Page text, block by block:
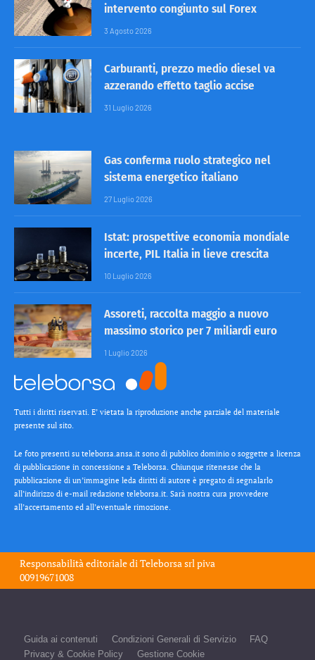
intervento congiunto sul Forex
3 Agosto 2026
Carburanti, prezzo medio diesel va
azzerando effetto taglio accise
31 Luglio 2026
Gas conferma ruolo strategico nel
sistema energetico italiano
27 Luglio 2026
Istat: prospettive economia mondiale
incerte, PIL Italia in lieve crescita
10 Luglio 2026
Assoreti, raccolta maggio a nuovo
massimo storico per 7 miliardi euro
1 Luglio 2026
Tutti i diritti riservati. E’ vietata la riproduzione anche parziale del materiale
presente sul sito.
Le foto presenti su teleborsa.ansa.it sono di pubblico dominio o soggette a licenza
di pubblicazione in concessione a Teleborsa. Chiunque ritenesse che la
pubblicazione di un’immagine leda diritti di autore è pregato di segnalarlo
all’indirizzo di e-mail redazione teleborsa.it. Sarà nostra cura provvedere
all’accertamento ed all’eventuale rimozione.
Responsabilità editoriale diTeleborsa srlpiva
00919671008
Guida ai contenuti Condizioni Generali di Servizio
FAQ
Privacy & Cookie Policy
Gestione Cookie